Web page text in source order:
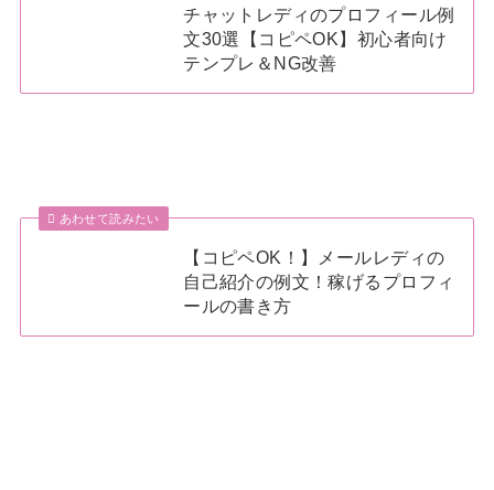
チャットレディのプロフィール例
文30選【コピペOK】初心者向け
テンプレ＆NG改善
あわせて読みたい
【コピペOK！】メールレディの
自己紹介の例文！稼げるプロフィ
ールの書き方